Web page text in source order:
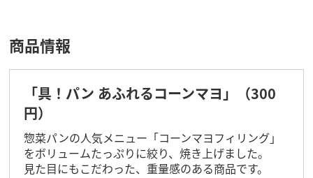
商品情報
「具！パン あふれるコーンマヨ」（300
円）
惣菜パンの人気メニュー「コーンマヨフィリング」
をボリュームたっぷりに絞り、焼き上げました。
見た目にもこだわった、重量感のある商品です。